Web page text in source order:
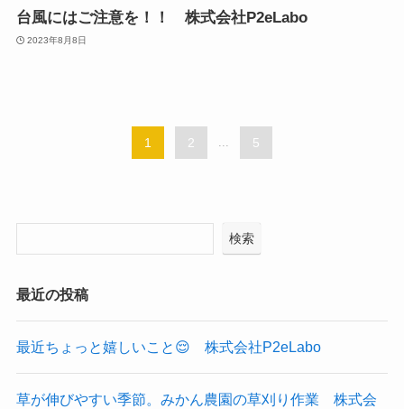
台風にはご注意を！！ 株式会社P2eLabo
2023年8月8日
1 2 ... 5
検索
最近の投稿
最近ちょっと嬉しいこと😌 株式会社P2eLabo
草が伸びやすい季節。みかん農園の草刈り作業 株式会